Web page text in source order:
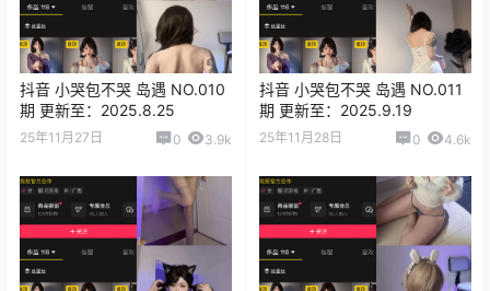
抖音 小哭包不哭 岛遇 NO.010
期 更新至：2025.8.25
25年11月27日 0 3.9k
抖音 小哭包不哭 岛遇 NO.011
期 更新至：2025.9.19
25年11月28日 0 4.6k